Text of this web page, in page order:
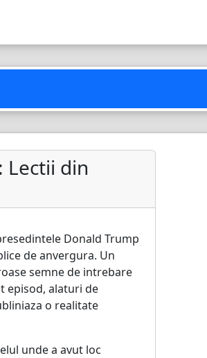
Lectii din
Donald Trump
de anvergura. Un
semne de intrebare
episod, alaturi de
o realitate
unde a avut loc